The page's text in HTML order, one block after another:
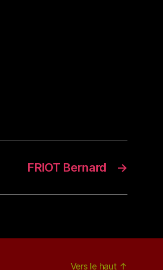
→
FRIOT Bernard
Vers le haut ↑